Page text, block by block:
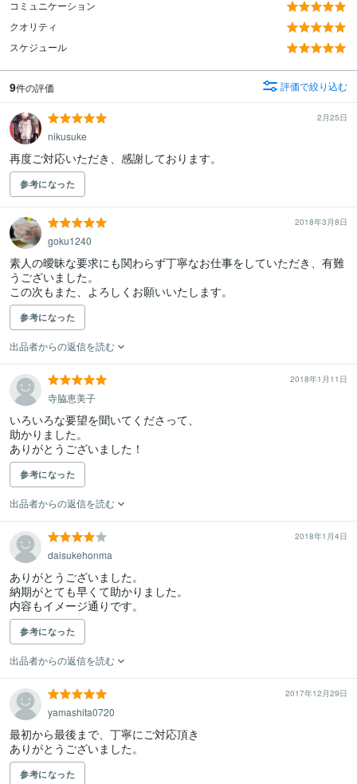
コミュニケーション
クオリティ
スケジュール
9件の評価 評価で絞り込む
2月25日
nikusuke
再度ご対応いただき、感謝しております。
参考になった
2018年3月8日
goku1240
素人の曖昧な要求にも関わらず丁寧なお仕事をしていただき、有難
うございました。
参考になった
出品者からの返信を読む
2018年1月11日
寺脇恵美子
いろいろな要望を聞いてくださって、
助かりました。
ありがとうございました！
参考になった
出品者からの返信を読む
2018年1月4日
daisukehonma
ありがとうございました。
納期がとても早くて助かりました。
内容もイメージ通りです。
参考になった
出品者からの返信を読む
2017年12月29日
yamashita0720
最初から最後まで、丁寧にご対応頂き
ありがとうございました。
参考になった